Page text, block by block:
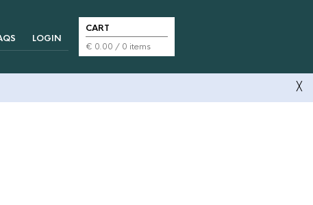
LOGIN
CART
€ 0.00 / 0 items
╳